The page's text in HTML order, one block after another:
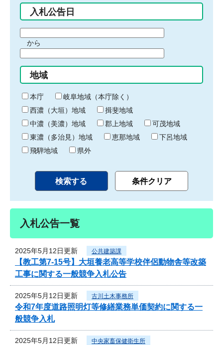
入札公告日
間
始
り
から
間
終
わ
り
地域
本庁
岐阜地域（本庁除く）
西濃（大垣）地域
揖斐地域
中濃（美濃）地域
郡上地域
可茂地域
東濃（多治見）地域
恵那地域
下呂地域
飛騨地域
県外
入札公告一覧
2025年5月12日更新 公共建築課
【教工第7-15号】大垣養老高等学校伴侶動物舎等改築
工事に関する一般競争入札公告
2025年5月12日更新 古川土木事務所
令和7年度道路照明灯等修繕業務単価契約に関する一
般競争入札
2025年5月12日更新 中央家畜保健衛生所